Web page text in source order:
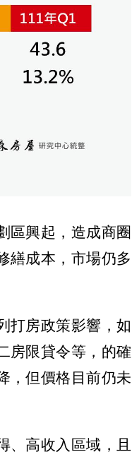
區興起，造成商圈
繕成本，市場仍多
打房政策影響，如
房限貸令等，的確
，但價格目前仍未
、高收入區域，且